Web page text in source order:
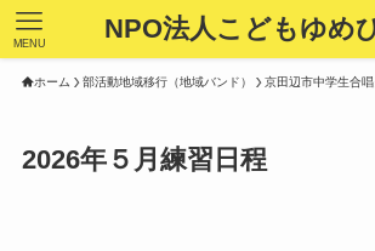
NPO法人こどもゆめ
MENU
ホーム 部活動地域移行（地域バンド） 京田辺市中学生合
2026年５月練習日程